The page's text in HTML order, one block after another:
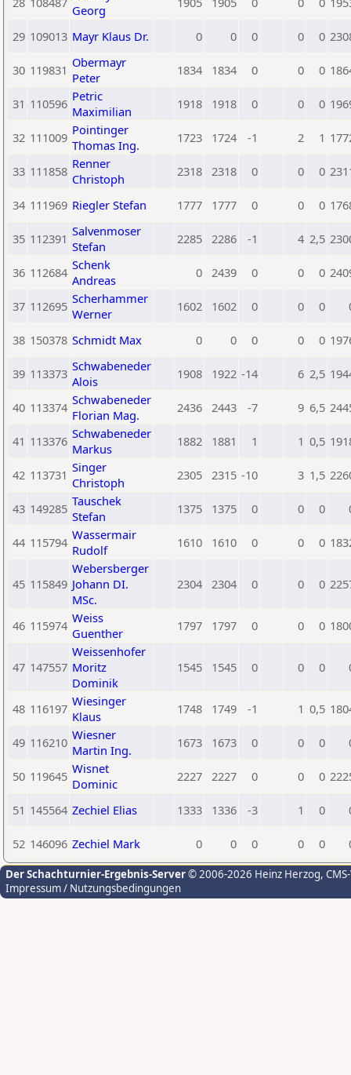
Georg
29 109013 Mayr Klaus Dr. 0 0 0 0 0
30 119831 Obermayr
Peter
1834 1834 0 0 0
31 110596 Petric
Maximilian
1918 1918 0 0 0
32 111009 Pointinger
Thomas Ing.
1723 1724 -1 2 1
33 111858 Renner
Christoph
2318 2318 0 0 0
34 111969 Riegler Stefan 1777 1777 0 0 0
35 112391 Salvenmoser
Stefan
2285 2286 -1 4 2,5
36 112684 Schenk
Andreas
0 2439 0 0 0
37 112695 Scherhammer
Werner
1602 1602 0 0 0
38 150378 Schmidt Max 0 0 0 0 0
39 113373 Schwabeneder
Alois
1908 1922 -14 6 2,5
40 113374 Schwabeneder
Florian Mag.
2436 2443 -7 9 6,5
41 113376 Schwabeneder
Markus
1882 1881 1 1 0,5
42 113731 Singer
Christoph
2305 2315 -10 3 1,5
43 149285 Tauschek
Stefan
1375 1375 0 0 0
44 115794 Wassermair
Rudolf
1610 1610 0 0 0
45 115849
Webersberger
Johann DI.
MSc.
2304 2304 0 0 0
46 115974 Weiss
Guenther
1797 1797 0 0 0
47 147557
Weissenhofer
Moritz
Dominik
1545 1545 0 0 0
48 116197 Wiesinger
Klaus
1748 1749 -1 1 0,5
49 116210 Wiesner
Martin Ing.
1673 1673 0 0 0
50 119645 Wisnet
Dominic
2227 2227 0 0 0
51 145564 Zechiel Elias 1333 1336 -3 1 0
52 146096 Zechiel Mark 0 0 0 0 0
Der Schachturnier-Ergebnis-Server© 2006-2026 Heinz Herzog,
Impressum / Nutzungsbedingungen